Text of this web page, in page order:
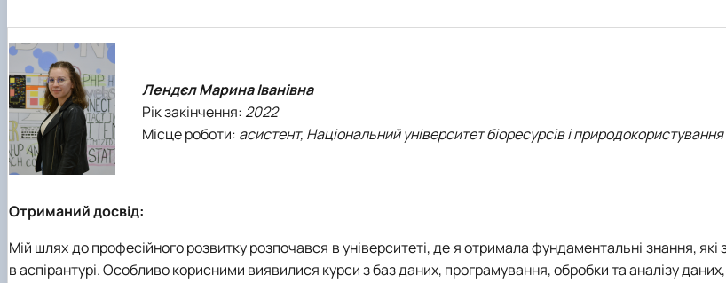
Лендєл Марина Іванівна
Рік закінчення: 2022
Місце роботи: асистент, Національний університет біоресурсів і
Отриманий досвід:
Мій шлях до професійного розвитку розпочався в університеті, де я отримала фундаментальні знання,
в аспірантурі. Особливо корисними виявилися курси з баз даних, програмування, обробки та аналізу